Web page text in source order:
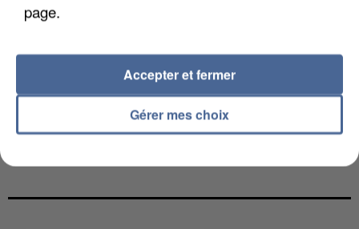
LES DONNÉES DE 300 000 CLIENTS DÉROBÉES À
page.
Gérer mes choix
Accepter et fermer